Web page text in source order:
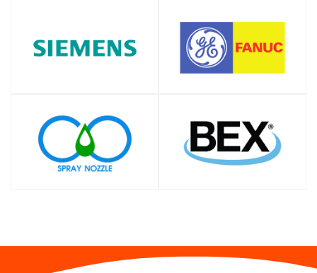
SHOP SHOP
SHOP SHOP